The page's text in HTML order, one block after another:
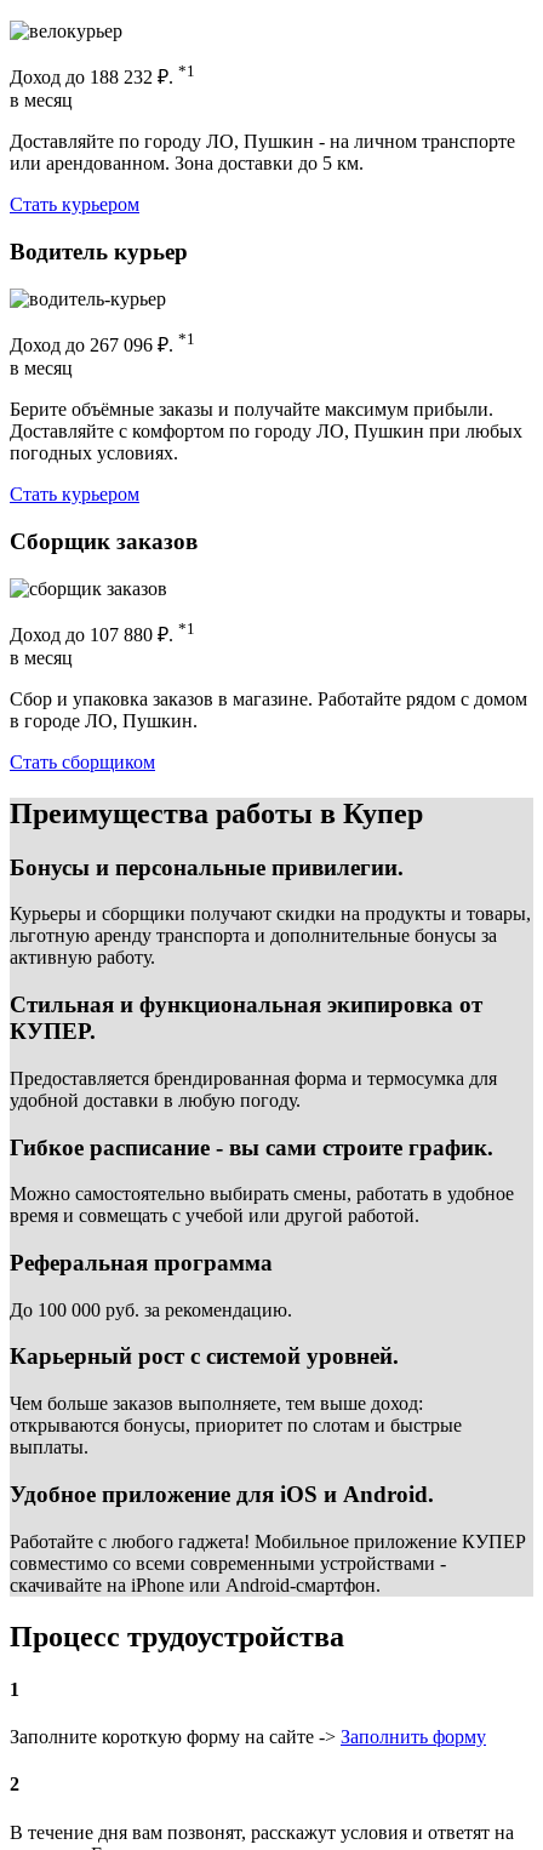
Доход до 188 232 ₽. *1
в месяц
Доставляйте по городу ЛО, Пушкин - на личном транспорте
или арендованном. Зона доставки до 5 км.
Стать курьером
Водитель курьер
Доход до 267 096 ₽. *1
в месяц
Берите объёмные заказы и получайте максимум прибыли.
Доставляйте с комфортом по городу ЛО, Пушкин при любых
погодных условиях.
Стать курьером
Сборщик заказов
Доход до 107 880 ₽. *1
в месяц
Сбор и упаковка заказов в магазине. Работайте рядом с домом
в городе ЛО, Пушкин.
Стать сборщиком
Преимущества работы в Купер
Бонусы и персональные привилегии.
Курьеры и сборщики получают скидки на продукты и товары,
льготную аренду транспорта и дополнительные бонусы за
активную работу.
Стильная и функциональная экипировка от
КУПЕР.
Предоставляется брендированная форма и термосумка для
удобной доставки в любую погоду.
Гибкое расписание - вы сами строите график.
Можно самостоятельно выбирать смены, работать в удобное
время и совмещать с учебой или другой работой.
Реферальная программа
До 100 000 руб. за рекомендацию.
Карьерный рост с системой уровней.
Чем больше заказов выполняете, тем выше доход:
открываются бонусы, приоритет по слотам и быстрые
выплаты.
Удобное приложение для iOS и Android.
Работайте с любого гаджета! Мобильное приложение КУПЕР
совместимо со всеми современными устройствами -
скачивайте на iPhone или Android-смартфон.
Процесс трудоустройства
1
Заполните короткую форму на сайте -> Заполнить форму
2
В течение дня вам позвонят, расскажут условия и ответят на